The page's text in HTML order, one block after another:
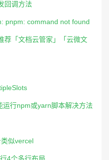
回调方法
pnpm: command not found
荐「文档云管家」「云微文
行npm或yarn脚本解决方法
似vercel